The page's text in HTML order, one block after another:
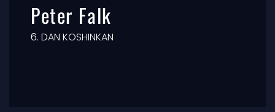
Peter Falk
6. DAN KOSHINKAN